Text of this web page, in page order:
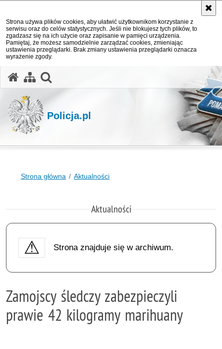
Strona używa plików cookies, aby ułatwić użytkownikom korzystanie z
serwisu oraz do celów statystycznych. Jeśli nie blokujesz tych plików, to
zgadzasz się na ich użycie oraz zapisanie w pamięci urządzenia.
Pamiętaj, że możesz samodzielnie zarządzać cookies, zmieniając
ustawienia przeglądarki. Brak zmiany ustawienia przeglądarki oznacza
wyrażenie zgody.
Policja.pl
Strona główna Aktualności
Aktualności
Strona znajduje się w archiwum.
Zamojscy śledczy zabezpieczyli
prawie 42 kilogramy marihuany